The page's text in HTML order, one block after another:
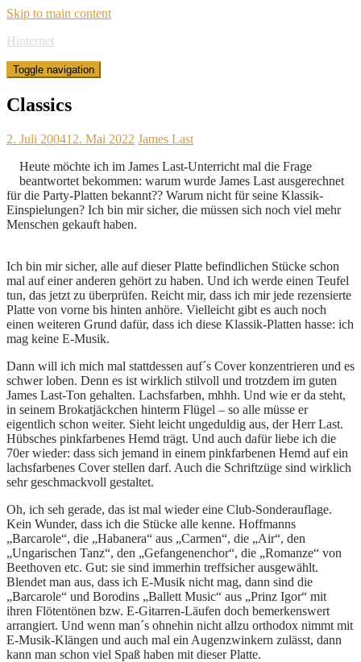
Skip to main content
Hinternet
Toggle navigation
Classics
2. Juli 200412. Mai 2022 James Last
Heute möchte ich im James Last-Unterricht mal die Frage
beantwortet bekommen: warum wurde James Last ausgerechnet
für die Party-Platten bekannt?? Warum nicht für seine Klassik-
Einspielungen? Ich bin mir sicher, die müssen sich noch viel mehr
Menschen gekauft haben.
Ich bin mir sicher, alle auf dieser Platte befindlichen Stücke schon
mal auf einer anderen gehört zu haben. Und ich werde einen Teufel
tun, das jetzt zu überprüfen. Reicht mir, dass ich mir jede rezensierte
Platte von vorne bis hinten anhöre. Vielleicht gibt es auch noch
einen weiteren Grund dafür, dass ich diese Klassik-Platten hasse: ich
mag keine E-Musik.
Dann will ich mich mal stattdessen auf´s Cover konzentrieren und es
schwer loben. Denn es ist wirklich stilvoll und trotzdem im guten
James Last-Ton gehalten. Lachsfarben, mhhh. Und wie er da steht,
in seinem Brokatjäckchen hinterm Flügel – so alle müsse er
eigentlich schon weiter. Sieht leicht ungeduldig aus, der Herr Last.
Hübsches pinkfarbenes Hemd trägt. Und auch dafür liebe ich die
70er wieder: dass sich jemand in einem pinkfarbenen Hemd auf ein
lachsfarbenes Cover stellen darf. Auch die Schriftzüge sind wirklich
sehr geschmackvoll gestaltet.
Oh, ich seh gerade, das ist mal wieder eine Club-Sonderauflage.
Kein Wunder, dass ich die Stücke alle kenne. Hoffmanns
„Barcarole“, die „Habanera“ aus „Carmen“, die „Air“, den
„Ungarischen Tanz“, den „Gefangenenchor“, die „Romanze“ von
Beethoven etc. Gut: sie sind immerhin treffsicher ausgewählt.
Blendet man aus, dass ich E-Musik nicht mag, dann sind die
„Barcarole“ und Borodins „Ballett Music“ aus „Prinz Igor“ mit
ihren Flötentönen bzw. E-Gitarren-Läufen doch bemerkenswert
arrangiert. Und wenn man´s ohnehin nicht allzu orthodox nimmt mit
E-Musik-Klängen und auch mal ein Augenzwinkern zulässt, dann
kann man schon viel Spaß haben mit dieser Platte.